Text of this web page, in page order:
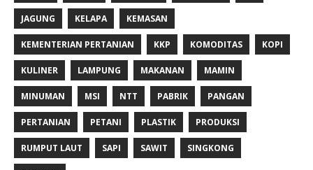
JAGUNG KELAPA KEMASAN
KEMENTERIAN PERTANIAN KKP KOMODITAS KOPI
KULINER LAMPUNG MAKANAN MAMIN
MINUMAN MSI NTT PABRIK PANGAN
PERTANIAN PETANI PLASTIK PRODUKSI
RUMPUT LAUT SAPI SAWIT SINGKONG